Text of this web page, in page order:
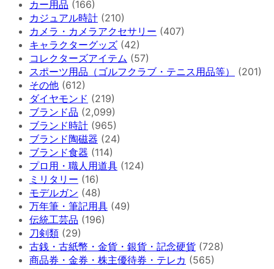
カー用品 (166)
カジュアル時計 (210)
カメラ・カメラアクセサリー (407)
キャラクターグッズ (42)
コレクターズアイテム (57)
スポーツ用品（ゴルフクラブ・テニス用品等）
(201)
その他 (612)
ダイヤモンド (219)
ブランド品 (2,099)
ブランド時計 (965)
ブランド陶磁器 (24)
ブランド食器 (114)
プロ用・職人用道具 (124)
ミリタリー (16)
モデルガン (48)
万年筆・筆記用具 (49)
伝統工芸品 (196)
刀剣類 (29)
古銭・古紙幣・金貨・銀貨・記念硬貨 (728)
商品券・金券・株主優待券・テレカ (565)